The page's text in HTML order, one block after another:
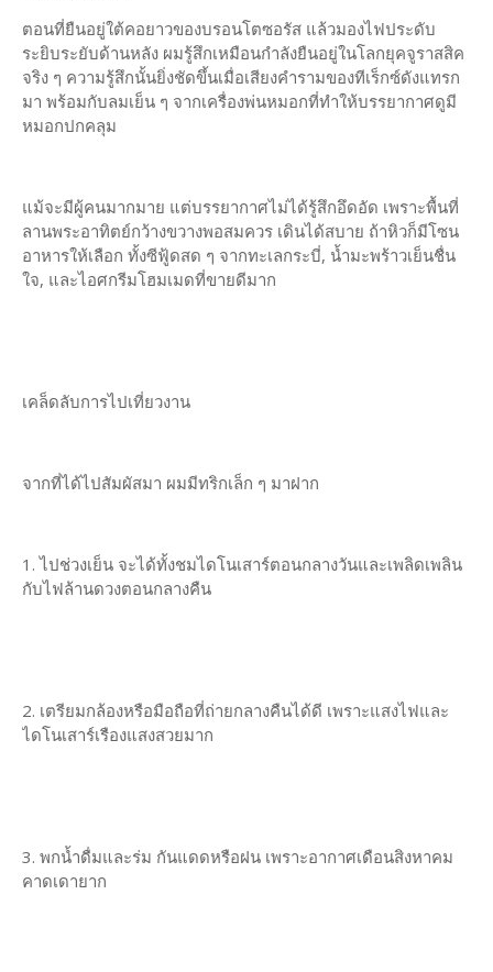
ตอนที่ยืนอยู่ใต้คอยาวของบรอนโตซอรัส แล้วมองไฟประดับ
ระยิบระยับด้านหลัง ผมรู้สึกเหมือนกำลังยืนอยู่ในโลกยุคจูราสสิค
จริง ๆ ความรู้สึกนั้นยิ่งชัดขึ้นเมื่อเสียงคำรามของทีเร็กซ์ดังแทรก
มา พร้อมกับลมเย็น ๆ จากเครื่องพ่นหมอกที่ทำให้บรรยากาศดูมี
หมอกปกคลุม
แม้จะมีผู้คนมากมาย แต่บรรยากาศไม่ได้รู้สึกอึดอัด เพราะพื้นที่
ลานพระอาทิตย์กว้างขวางพอสมควร เดินได้สบาย ถ้าหิวก็มีโซน
อาหารให้เลือก ทั้งซีฟู้ดสด ๆ จากทะเลกระบี่, น้ำมะพร้าวเย็นชื่น
ใจ, และไอศกรีมโฮมเมดที่ขายดีมาก
เคล็ดลับการไปเที่ยวงาน
จากที่ได้ไปสัมผัสมา ผมมีทริกเล็ก ๆ มาฝาก
1. ไปช่วงเย็น จะได้ทั้งชมไดโนเสาร์ตอนกลางวันและเพลิดเพลิน
กับไฟล้านดวงตอนกลางคืน
2. เตรียมกล้องหรือมือถือที่ถ่ายกลางคืนได้ดี เพราะแสงไฟและ
ไดโนเสาร์เรืองแสงสวยมาก
3. พกน้ำดื่มและร่ม กันแดดหรือฝน เพราะอากาศเดือนสิงหาคม
คาดเดายาก